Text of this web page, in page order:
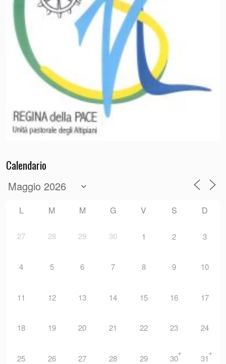
Calendario
L M M G V S D
27 28 29 30 1 2 3
4 5 6 7 8 9 10
11 12 13 14 15 16 17
18 19 20 21 22 23 24
25 26 27 28 29 30
+
31
+